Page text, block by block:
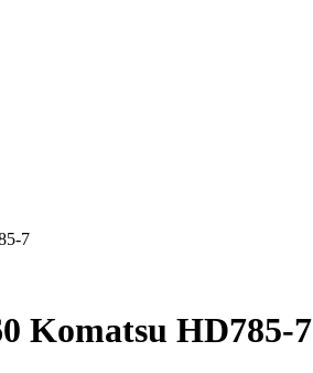
7
Komatsu HD785-7